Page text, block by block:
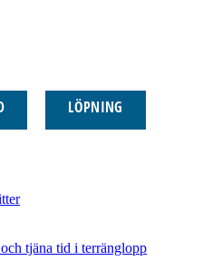
LÖPNING
tjäna tid i terränglopp